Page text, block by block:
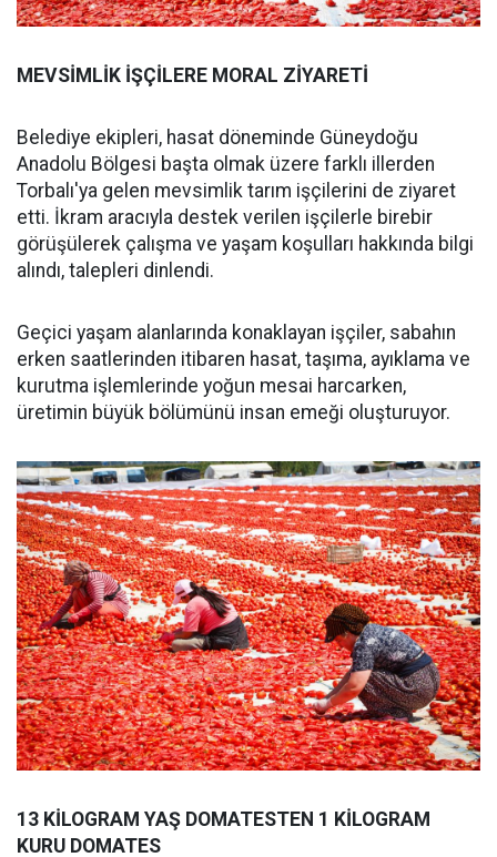
MEVSİMLİK İŞÇİLERE MORAL ZİYARETİ
Belediye ekipleri, hasat döneminde Güneydoğu
Anadolu Bölgesi başta olmak üzere farklı illerden
Torbalı'ya gelen mevsimlik tarım işçilerini de ziyaret
etti. İkram aracıyla destek verilen işçilerle birebir
görüşülerek çalışma ve yaşam koşulları hakkında bilgi
alındı, talepleri dinlendi.
Geçici yaşam alanlarında konaklayan işçiler, sabahın
erken saatlerinden itibaren hasat, taşıma, ayıklama ve
kurutma işlemlerinde yoğun mesai harcarken,
üretimin büyük bölümünü insan emeği oluşturuyor.
13 KİLOGRAM YAŞ DOMATESTEN 1 KİLOGRAM
KURU DOMATES